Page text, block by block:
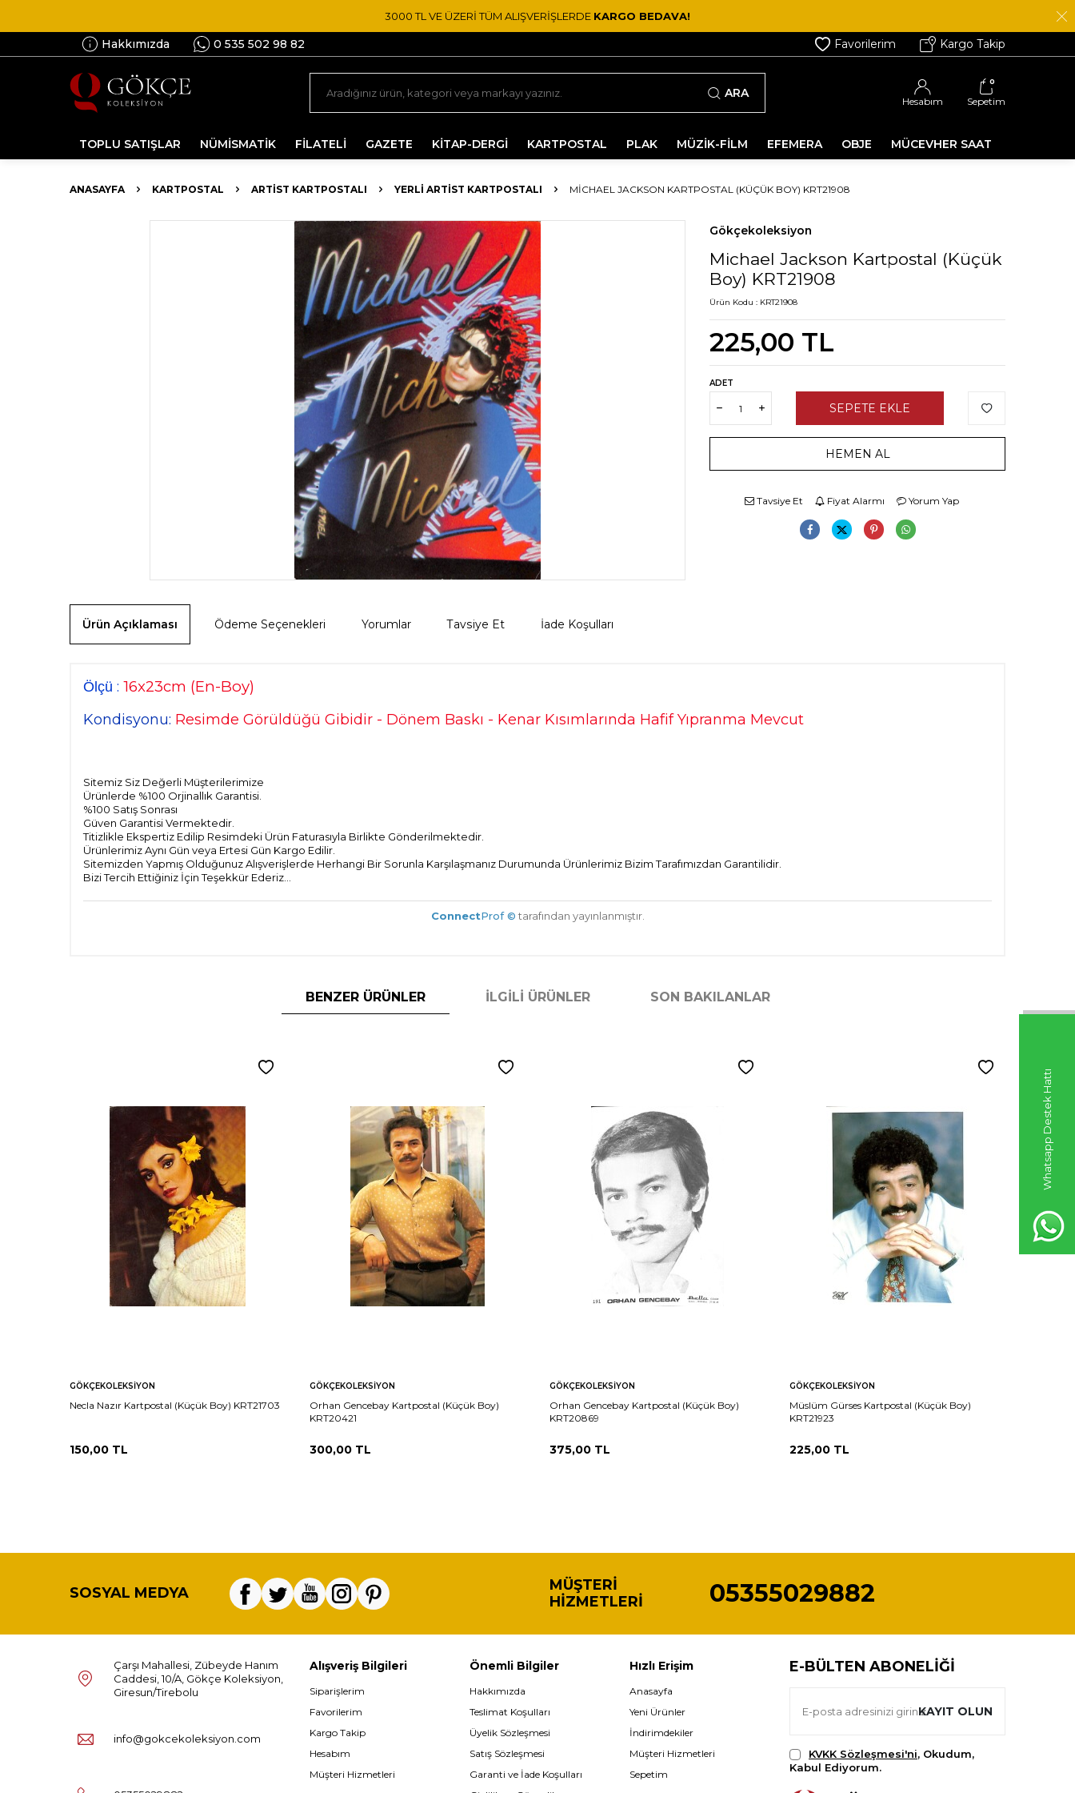
Whatsapp Destek Hattı
3000 TL VE ÜZERİ TÜM ALIŞVERİŞLERDE KARGO BEDAVA!
Hakkımızda 0 535 502 98 82 Favorilerim Kargo Takip
ARA
Hesabım
0
Sepetim
TOPLU SATIŞLAR NÜMİSMATİK FİLATELİ GAZETE KİTAP-DERGİ KARTPOSTAL PLAK MÜZİK-FİLM EFEMERA OBJE MÜCEVHER SAAT
ANASAYFA KARTPOSTAL ARTIST KARTPOSTALI YERLI ARTIST KARTPOSTALI MICHAEL JACKSON KARTPOSTAL (KÜÇÜK BOY) KRT21908
Gökçekoleksiyon
Michael Jackson Kartpostal (Küçük
Boy) KRT21908
Ürün Kodu : KRT21908
225,00 TL
ADET
SEPETE EKLE
HEMEN AL
Tavsiye Et Fiyat Alarmı Yorum Yap
Ürün Açıklaması Ödeme Seçenekleri Yorumlar Tavsiye Et İade Koşulları
Ölçü : 16x23cm (En-Boy)
Kondisyonu: Resimde Görüldüğü Gibidir - Dönem Baskı - Kenar Kısımlarında Hafif Yıpranma Mevcut
Sitemiz Siz Değerli Müşterilerimize
Ürünlerde %100 Orjinallık Garantisi.
%100 Satış Sonrası
Güven Garantisi Vermektedir.
Titizlikle Ekspertiz Edilip Resimdeki Ürün Faturasıyla Birlikte Gönderilmektedir.
Ürünlerimiz Aynı Gün veya Ertesi Gün Kargo Edilir.
Sitemizden Yapmış Olduğunuz Alışverişlerde Herhangi Bir Sorunla Karşılaşmanız Durumunda Ürünlerimiz Bizim Tarafımızdan Garantilidir.
Bizi Tercih Ettiğiniz İçin Teşekkür Ederiz...
ConnectProf © tarafından yayınlanmıştır.
BENZER ÜRÜNLER İLGILI ÜRÜNLER SON BAKILANLAR
GÖKÇEKOLEKSIYON
Necla Nazır Kartpostal (Küçük Boy) KRT21703
150,00 TL
GÖKÇEKOLEKSIYON
Orhan Gencebay Kartpostal (Küçük Boy)
KRT20421
300,00 TL
GÖKÇEKOLEKSIYON
Orhan Gencebay Kartpostal (Küçük Boy)
KRT20869
375,00 TL
GÖKÇEKOLEKSIYON
Müslüm Gürses Kartpostal (Küçük Boy)
KRT21923
225,00 TL
SOSYAL MEDYA
MÜŞTERI
HIZMETLERI
05355029882
Çarşı Mahallesi, Zübeyde Hanım
Caddesi, 10/A, Gökçe Koleksiyon,
Giresun/Tirebolu
info@gokcekoleksiyon.com
Alışveriş Bilgileri
Siparişlerim
Favorilerim
Kargo Takip
Hesabım
Müşteri Hizmetleri
Önemli Bilgiler
Hakkımızda
Teslimat Koşulları
Üyelik Sözleşmesi
Satış Sözleşmesi
Garanti ve İade Koşulları
Hızlı Erişim
Anasayfa
Yeni Ürünler
İndirimdekiler
Müşteri Hizmetleri
Sepetim
E-BÜLTEN ABONELIĞI
KAYIT OLUN
KVKK Sözleşmesi'ni, Okudum,
Kabul Ediyorum.